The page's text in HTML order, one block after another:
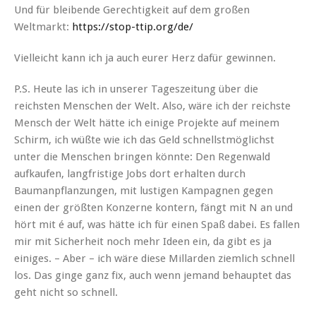
Und für bleibende Gerechtigkeit auf dem großen
Weltmarkt: https://stop-ttip.org/de/
Vielleicht kann ich ja auch eurer Herz dafür gewinnen.
P.S. Heute las ich in unserer Tageszeitung über die
reichsten Menschen der Welt. Also, wäre ich der reichste
Mensch der Welt hätte ich einige Projekte auf meinem
Schirm, ich wüßte wie ich das Geld schnellstmöglichst
unter die Menschen bringen könnte: Den Regenwald
aufkaufen, langfristige Jobs dort erhalten durch
Baumanpflanzungen, mit lustigen Kampagnen gegen
einen der größten Konzerne kontern, fängt mit N an und
hört mit é auf, was hätte ich für einen Spaß dabei. Es fallen
mir mit Sicherheit noch mehr Ideen ein, da gibt es ja
einiges. – Aber – ich wäre diese Millarden ziemlich schnell
los. Das ginge ganz fix, auch wenn jemand behauptet das
geht nicht so schnell.